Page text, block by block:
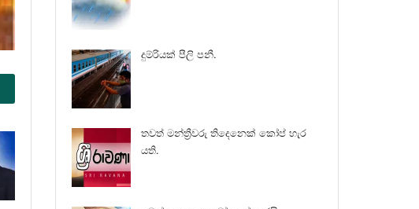
දුම්රියක් පීලි පනී.
තවත් මන්ත්‍රීවරු තිදෙනෙක් කෝප් හැර
යති.